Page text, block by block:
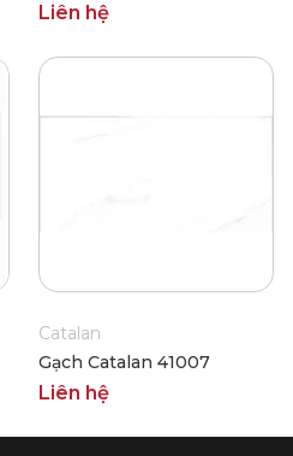
Liên hệ
Catalan
Gạch Catalan 41007
Liên hệ